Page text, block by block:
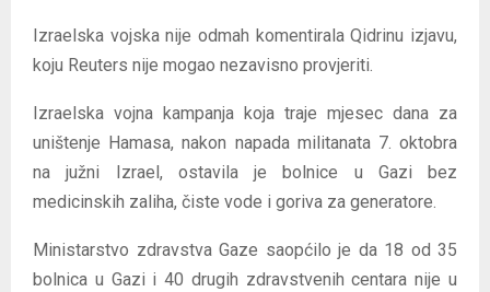
Izraelska vojska nije odmah komentirala Qidrinu izjavu,
koju Reuters nije mogao nezavisno provjeriti.
Izraelska vojna kampanja koja traje mjesec dana za
uništenje Hamasa, nakon napada militanata 7. oktobra
na južni Izrael, ostavila je bolnice u Gazi bez
medicinskih zaliha, čiste vode i goriva za generatore.
Ministarstvo zdravstva Gaze saopćilo je da 18 od 35
bolnica u Gazi i 40 drugih zdravstvenih centara nije u